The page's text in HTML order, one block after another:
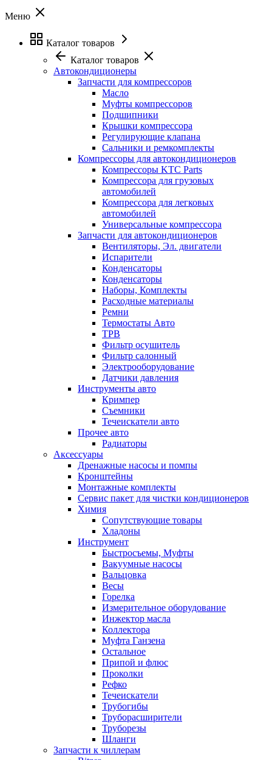
Меню
Каталог товаров
Каталог товаров
Автокондиционеры
Запчасти для компрессоров
Масло
Муфты компрессоров
Подшипники
Крышки компрессора
Регулирующие клапана
Сальники и ремкомплекты
Компрессоры для автокондиционеров
Компрессоры KTC Parts
Компрессора для грузовых
автомобилей
Компрессора для легковых
автомобилей
Универсальные компрессора
Запчасти для автокондиционеров
Вентиляторы, Эл. двигатели
Испарители
Конденсаторы
Конденсаторы
Наборы, Комплекты
Расходные материалы
Ремни
Термостаты Авто
ТРВ
Фильтр осушитель
Фильтр салонный
Электрооборудование
Датчики давления
Инструменты авто
Кримпер
Съемники
Течеискатели авто
Прочее авто
Радиаторы
Аксессуары
Дренажные насосы и помпы
Кронштейны
Монтажные комплекты
Сервис пакет для чистки кондиционеров
Химия
Сопутствующие товары
Хладоны
Инструмент
Быстросъемы, Муфты
Вакуумные насосы
Вальцовка
Весы
Горелка
Измерительное оборудование
Инжектор масла
Коллектора
Муфта Ганзена
Остальное
Припой и флюс
Проколки
Рефко
Течеискатели
Трубогибы
Труборасширители
Труборезы
Шланги
Запчасти к чиллерам